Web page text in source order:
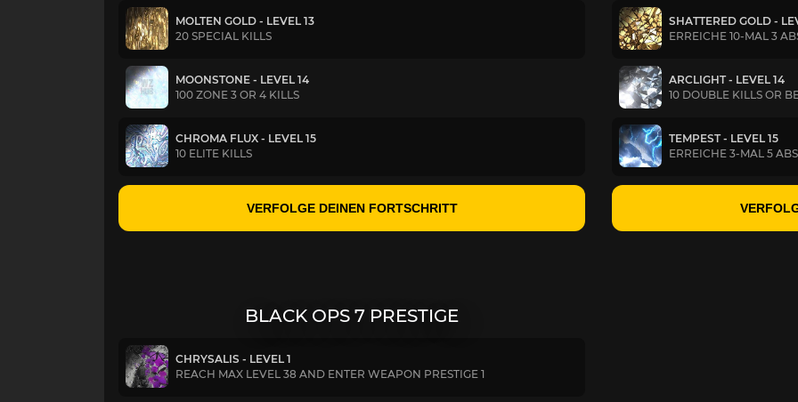
MOLTEN GOLD - LEVEL 13
20 SPECIAL KILLS
MOONSTONE - LEVEL 14
100 ZONE 3 OR 4 KILLS
CHROMA FLUX - LEVEL 15
10 ELITE KILLS
VERFOLGE DEINEN FORTSCHRITT
SHATTERED GOLD -
ERREICHE 10-MAL 3
ARCLIGHT - LEVEL 14
10 DOUBLE KILLS OR
TEMPEST - LEVEL 15
ERREICHE 3-MAL 5
BLACK OPS 7 PRESTIGE
CHRYSALIS - LEVEL 1
REACH MAX LEVEL 38 AND ENTER WEAPON PRESTIGE 1